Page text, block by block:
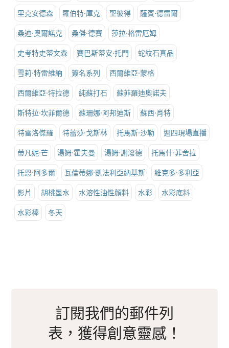
里克安德森 羅伯特·庫克 聖彼得 薩賓·德雷爾
桑迪·奧爾諾克 桑傑·德賽 莎拉·格雷厄姆
史考特史蒂文森 賽巴斯蒂安·托門 蛇紋石真品
雪莉·特雷維納 簽名系列 西爾維亞·蒙格
西爾維亞·特拉德 純蘇打石 蘇菲羅迪奧諾夫
斯特拉·坎菲爾德 蘇珊娜·阿邦迪斯 蘇西·肖特
特雷洛傑羅 特蕾莎·戈斯林 托馬斯·沙勒 週四現場直播
蒂凡妮·芒 湯姆·霍夫曼 湯姆·謝潑德 托馬什·菲舍拉
托恩·阿多爾 瓦倫蒂娜·凱法利亞納基斯 維克多·多利亞
影片 胡桃墨水 水溶性油性顏料 水彩 水彩底料
水彩棒 冬天
訂閱我們的郵件列
表，獲得創意靈感！